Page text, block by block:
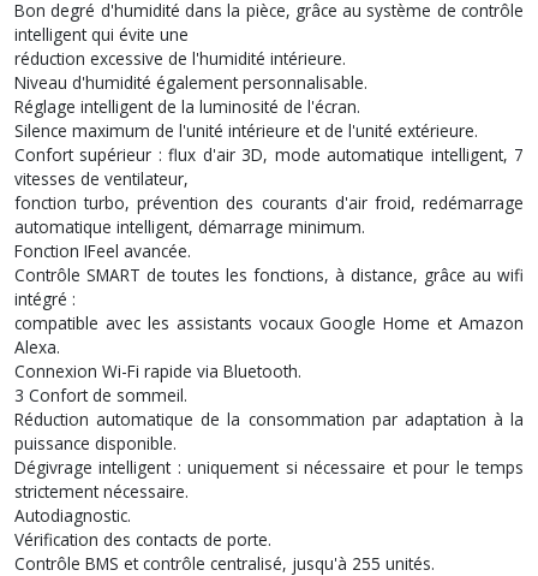
Bon degré d'humidité dans la pièce, grâce au système de contrôle
intelligent qui évite une
réduction excessive de l'humidité intérieure.
Niveau d'humidité également personnalisable.
Réglage intelligent de la luminosité de l'écran.
Silence maximum de l'unité intérieure et de l'unité extérieure.
Confort supérieur : flux d'air 3D, mode automatique intelligent, 7
vitesses de ventilateur,
fonction turbo, prévention des courants d'air froid, redémarrage
automatique intelligent, démarrage minimum.
Fonction IFeel avancée.
Contrôle SMART de toutes les fonctions, à distance, grâce au wifi
intégré :
compatible avec les assistants vocaux Google Home et Amazon
Alexa.
Connexion Wi-Fi rapide via Bluetooth.
3 Confort de sommeil.
Réduction automatique de la consommation par adaptation à la
puissance disponible.
Dégivrage intelligent : uniquement si nécessaire et pour le temps
strictement nécessaire.
Autodiagnostic.
Vérification des contacts de porte.
Contrôle BMS et contrôle centralisé, jusqu'à 255 unités.